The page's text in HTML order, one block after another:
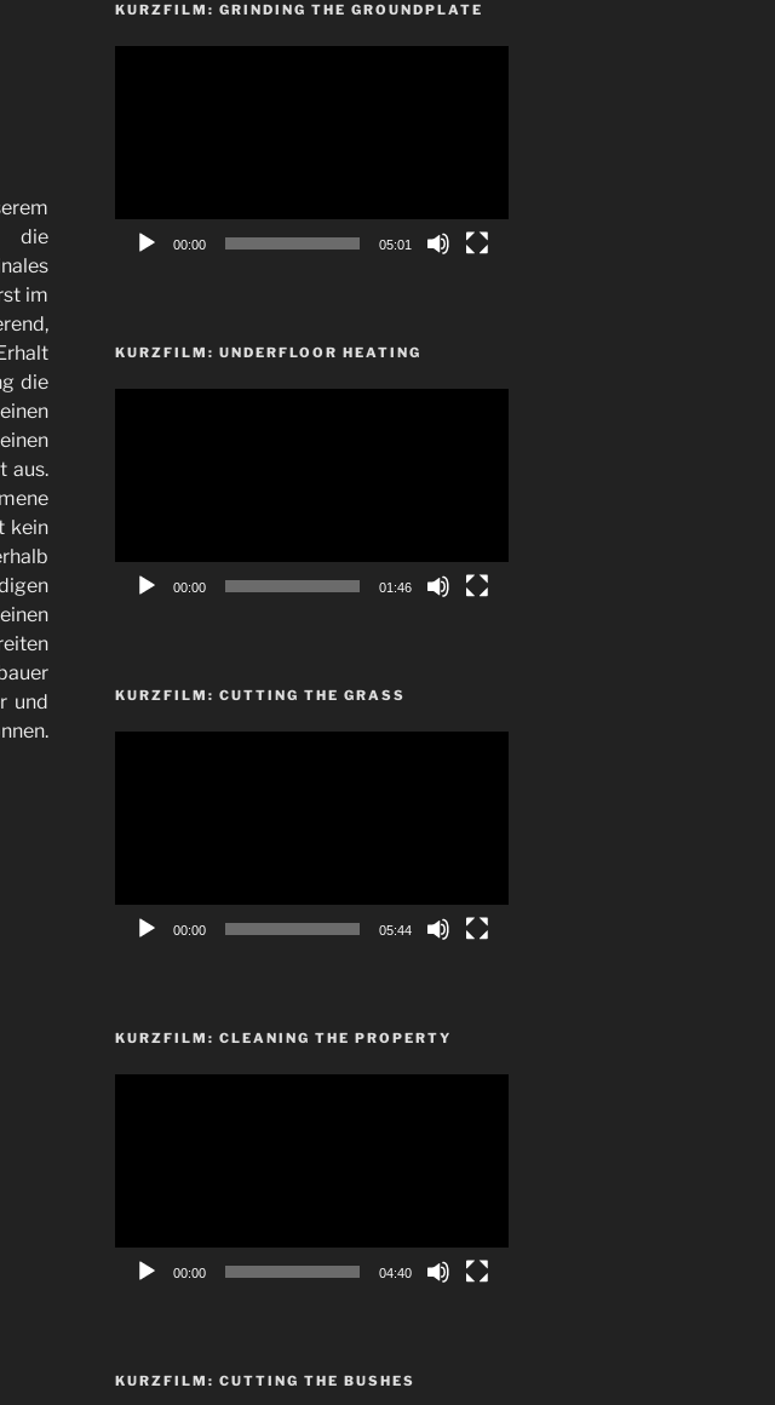
die
im
die
aus.
kein
und
KURZFILM: GRINDING THE GROUNDPLATE
00:00 05:01
KURZFILM: UNDERFLOOR HEATING
00:00 01:46
KURZFILM: CUTTING THE GRASS
00:00 05:44
KURZFILM: CLEANING THE PROPERTY
00:00 04:40
KURZFILM: CUTTING THE BUSHES